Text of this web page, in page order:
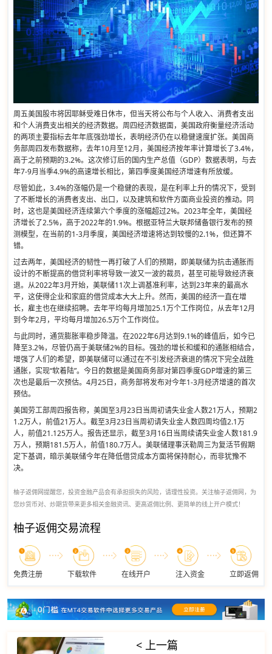
周五美国股市将因耶稣受难日休市，但当天将公布与个人收入、消费者支出
和个人消费支出相关的经济数据。周四经济数据面，美国政府衡量经济活动
的两项主要指标去年年底强劲增长，表明经济仍在以稳健速度扩张。美国商
务部周四发布数据称，去年10月至12月，美国经济按年率计算增长了3.4%，
高于之前预期的3.2%。这次修订后的国内生产总值（GDP）数据表明，与去
年7-9月当季4.9%的高速增长相比，第四季度美国经济增速有所放缓。
尽管如此，3.4%的涨幅仍是一个稳健的表现，是在利率上升的情况下，受到
了不断增长的消费者支出、出口，以及建筑和软件方面商业投资的推动。同
时，这也是美国经济连续第六个季度的涨幅超过2%。2023年全年，美国经
济增长了2.5%，高于2022年的1.9%。根据亚特兰大联邦储备银行发布的预
测模型，在当前的1-3月季度，美国经济增速将达到较慢的2.1%，但还算不
错。
过去两年，美国经济的韧性一再打破了人们的预期，即美联储为抗击通胀而
设计的不断提高的借贷利率将导致一波又一波的裁员，甚至可能导致经济衰
退。从2022年3月开始，美联储11次上调基准利率，达到23年来的最高水
平，这使得企业和家庭的借贷成本大大上升。然而，美国的经济一直在增
长，雇主也在继续招聘。去年平均每月增加25.1万个工作岗位，从去年12月
到今年2月，平均每月增加26.5万个工作岗位。
与此同时，通货膨胀率稳步降温。在2022年6月达到9.1%的峰值后，如今已
降至3.2%，尽管仍高于美联储2%的目标。强劲的增长和缓和的通胀相结合，
增强了人们的希望，即美联储可以通过在不引发经济衰退的情况下完全战胜
通胀，实现“软着陆”。今日的数据是美国商务部对第四季度GDP增速的第三
次也是最后一次预估。4月25日，商务部将发布对今年1-3月经济增速的首次
预估。
美国劳工部周四报告称，美国至3月23日当周初请失业金人数21万人，预期2
1.2万人，前值21万人。截至3月23日当周初请失业金人数四周均值2.1万
人，前值21.125万人。报告还显示，截至3月16日当周续请失业金人数181.9
万人，预期181.5万人，前值180.7万人。美联储理事沃勒周三为复活节假期
定下基调，暗示美联储今年在降低借贷成本方面将保持耐心，而非犹豫不
决。
柚子返佣网提醒您，投资金融产品会有承担损失的风险，请理性投资。关注柚子返佣网，为
您炒货币对、炒期货带来更多相关金融资讯、更高返佣比例、更简单的线上开户模式！
柚子返佣交易流程
免费注册 下载软件 在线开户 注入资金 立即返佣
< 上一篇